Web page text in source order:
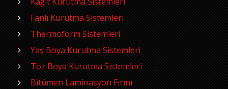
Fanlı Kurutma Sistemleri
Thermoform Sistemleri
Yaş Boya Kurutma Sistemleri
Toz Boya Kurutma Sistemleri
Bitümen Laminasyon Fırını